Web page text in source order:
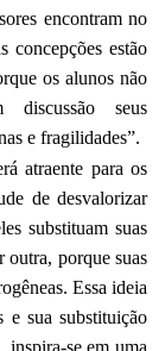
encontram no
concepções estão
os alunos não
discussão seus
e fragilidades”.
atraente para os
de desvalorizar
substituam suas
outra, porque suas
Essa ideia
e sua substituição
inspira-se em uma